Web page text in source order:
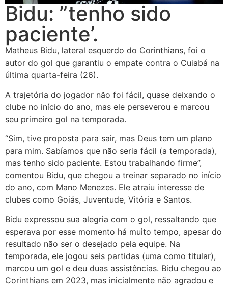
Bidu: ”tenho sido
paciente’.
Matheus Bidu, lateral esquerdo do Corinthians, foi o
autor do gol que garantiu o empate contra o Cuiabá na
última quarta-feira (26).
A trajetória do jogador não foi fácil, quase deixando o
clube no início do ano, mas ele perseverou e marcou
seu primeiro gol na temporada.
“Sim, tive proposta para sair, mas Deus tem um plano
para mim. Sabíamos que não seria fácil (a temporada),
mas tenho sido paciente. Estou trabalhando firme”,
comentou Bidu, que chegou a treinar separado no início
do ano, com Mano Menezes. Ele atraiu interesse de
clubes como Goiás, Juventude, Vitória e Santos.
Bidu expressou sua alegria com o gol, ressaltando que
esperava por esse momento há muito tempo, apesar do
resultado não ser o desejado pela equipe. Na
temporada, ele jogou seis partidas (uma como titular),
marcou um gol e deu duas assistências. Bidu chegou ao
Corinthians em 2023, mas inicialmente não agradou e